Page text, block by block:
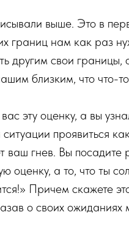
выше. Это в
границ нам как раз
другим свои
близким, что что-
эту оценку, а вы
проявиться
ваш гнев. Вы
оценку, а то, что ты
Причем скажете
о своих